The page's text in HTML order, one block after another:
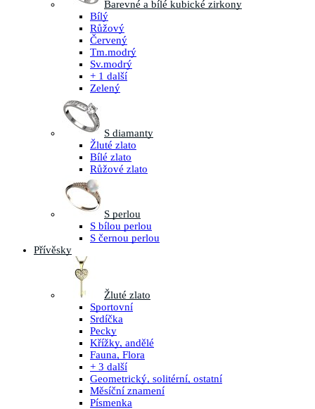
Barevné a bílé kubické zirkony
Bílý
Růžový
Červený
Tm.modrý
Sv.modrý
+ 1 další
Zelený
S diamanty
Žluté zlato
Bílé zlato
Růžové zlato
S perlou
S bílou perlou
S černou perlou
Přívěsky
Žluté zlato
Sportovní
Srdíčka
Pecky
Křížky, andělé
Fauna, Flora
+ 3 další
Geometrický, solitérní, ostatní
Měsíční znamení
Písmenka